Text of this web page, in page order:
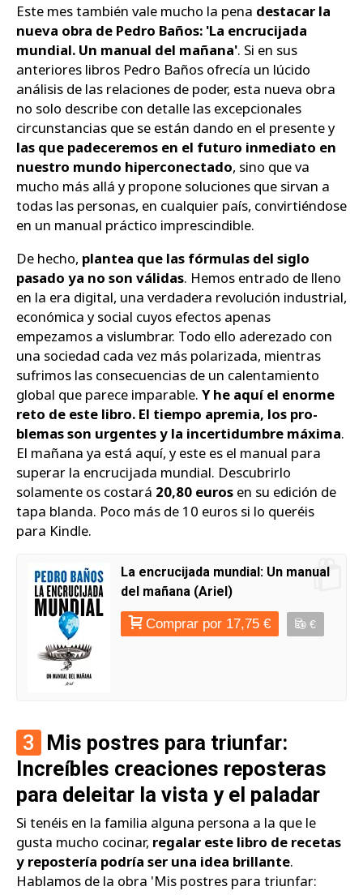
Este mes también vale mucho la pena destacar la
nueva obra de Pedro Baños: 'La encrucijada
mundial. Un manual del mañana'. Si en sus
anteriores libros Pedro Baños ofrecía un lúcido
análisis de las relaciones de poder, esta nueva obra
no solo describe con detalle las excepcionales
circunstancias que se están dando en el presente y
las que padeceremos en el futuro inmediato en
nuestro mundo hi­perconectado, sino que va
mucho más allá y propone soluciones que sirvan a
todas las personas, en cualquier país, convirtiéndose
en un manual práctico imprescindible.
De hecho, plantea que las fórmulas del siglo
pasado ya no son válidas. Hemos entrado de lleno
en la era digital, una verdadera revolución industrial,
eco­nómica y social cuyos efectos apenas
empezamos a vislumbrar. Todo ello aderezado con
una sociedad cada vez más polarizada, mientras
sufrimos las consecuencias de un calentamien­to
global que parece imparable. Y he aquí el enorme
reto de este libro. El tiempo apremia, los pro­
blemas son urgentes y la incertidumbre máxima.
El mañana ya está aquí, y este es el manual para
superar la encrucijada mundial. Descubrirlo
solamente os costará 20,80 euros en su edición de
tapa blanda. Poco más de 10 euros si lo queréis
para Kindle.
La encrucijada mundial: Un manual
del mañana (Ariel)
Comprar por 17,75 € €
3 Mis postres para triunfar:
Increíbles creaciones reposteras
para deleitar la vista y el paladar
Si tenéis en la familia alguna persona a la que le
gusta mucho cocinar, regalar este libro de recetas
y repostería podría ser una idea brillante.
Hablamos de la obra 'Mis postres para triunfar: